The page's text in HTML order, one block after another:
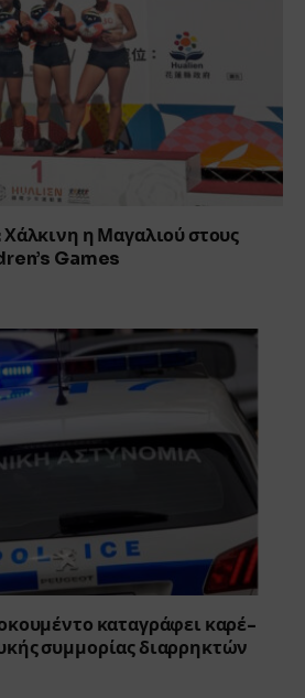
η Μαγαλιού στους
Games
καταγράφει καρέ-
συμμορίας διαρρηκτών